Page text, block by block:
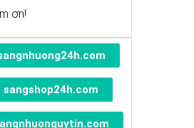
ơn!
sangshop24h.com